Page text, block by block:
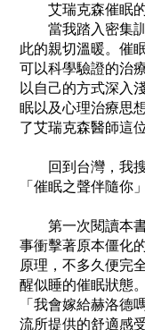
艾瑞克森催眠的
當我踏入密集訓
此的親切溫暖。催
可以科學驗證的治
以自己的方式深入
眠以及心理治療思
了艾瑞克森醫師這
回到台灣，我搜
「催眠之聲伴隨你
第一次閱讀本書
事衝擊著原本僵化
原理，不多久便完
醒似睡的催眠狀態
「我會嫁給赫洛德
流所提供的舒適感